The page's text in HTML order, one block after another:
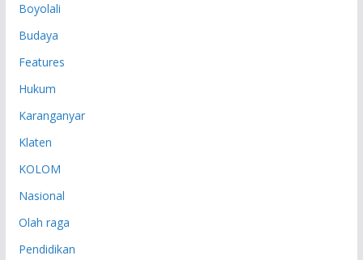
Boyolali
Budaya
Features
Hukum
Karanganyar
Klaten
KOLOM
Nasional
Olah raga
Pendidikan